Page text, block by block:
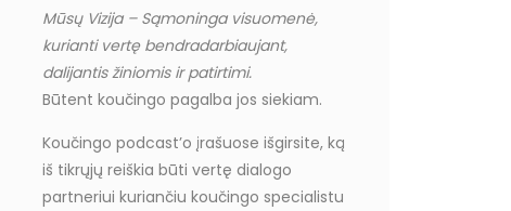
Mūsų Vizija – Sąmoninga visuomenė,
kurianti vertę bendradarbiaujant,
dalijantis žiniomis ir patirtimi.
Būtent koučingo pagalba jos siekiam.
Koučingo podcast’o įrašuose išgirsite, ką
iš tikrųjų reiškia būti vertę dialogo
partneriui kuriančiu koučingo specialistu